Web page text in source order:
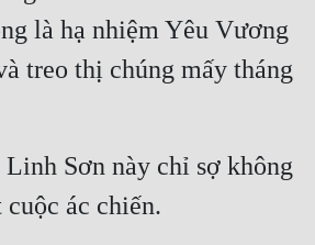
là hạ nhiệm Yêu Vương
treo thị chúng mấy tháng
Sơn này chỉ sợ không
ác chiến.